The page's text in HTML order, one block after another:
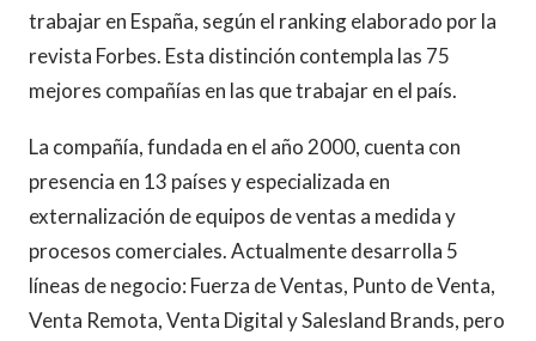
trabajar en España, según el ranking elaborado por la
revista Forbes. Esta distinción contempla las 75
mejores compañías en las que trabajar en el país.
La compañía, fundada en el año 2000, cuenta con
presencia en 13 países y especializada en
externalización de equipos de ventas a medida y
procesos comerciales. Actualmente desarrolla 5
líneas de negocio: Fuerza de Ventas, Punto de Venta,
Venta Remota, Venta Digital y Salesland Brands, pero